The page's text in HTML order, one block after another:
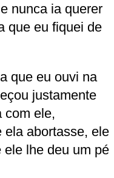
nunca ia querer
que eu fiquei de
que eu ouvi na
justamente
com ele,
ela abortasse, ele
lhe deu um pé